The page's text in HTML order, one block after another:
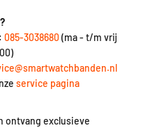
085-3038680 (ma - t/m vrij
service pagina
ontvang exclusieve